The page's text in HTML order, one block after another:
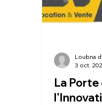
La
Loubna
3 oct.